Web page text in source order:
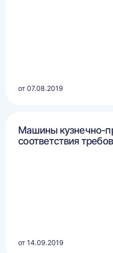
от 07.08.2019
Машины кузнечно-
соответствия
от 14.09.2019